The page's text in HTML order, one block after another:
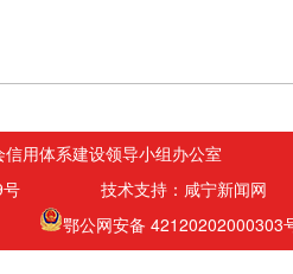
用体系建设领导小组办公室
路9号 技术支持：咸宁新闻网
-1
鄂公网安备 42120202000303